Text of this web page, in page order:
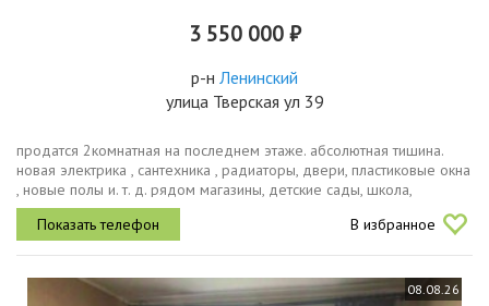
3 550 000 ₽
р-н Ленинский
улица Тверская ул 39
продатся 2комнатная на последнем этаже. абсолютная тишина.
новая электрика , сантехника , радиаторы, двери, пластиковые окна
, новые полы и. т. д. рядом магазины, детские сады, школа,
остановки общественного транспорта. один собственник. в
услугах...
В избранное
08.08.26